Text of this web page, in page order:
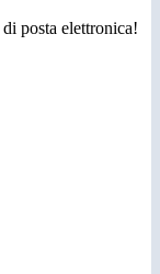
posta elettronica!